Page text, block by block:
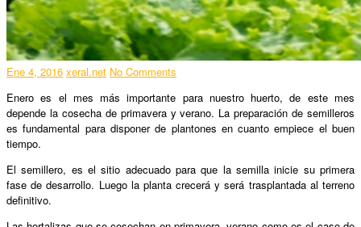
Ene 4, 2016 xeral.net No Comments
Enero es el mes más importante para nuestro huerto, de este mes
depende la cosecha de primavera y verano. La preparación de semilleros
es fundamental para disponer de plantones en cuanto empiece el buen
tiempo.
El semillero, es el sitio adecuado para que la semilla inicie su primera
fase de desarrollo. Luego la planta crecerá y será trasplantada al terreno
definitivo.